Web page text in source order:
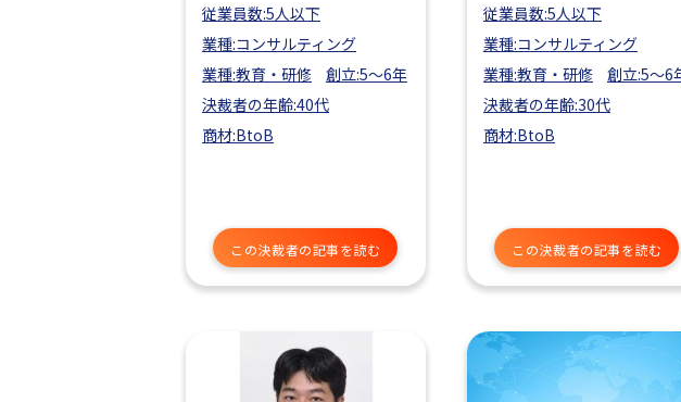
従業員数:5人以下
業種:コンサルティング
業種:教育・研修
創立:5〜6年
決裁者の年齢:40代
商材:BtoB
この決裁者の記事を読む
従業員数:5人以下
業種:コンサルティング
業種:教育・研修
創立:5〜6
決裁者の年齢:30代
商材:BtoB
この決裁者の記事を読む